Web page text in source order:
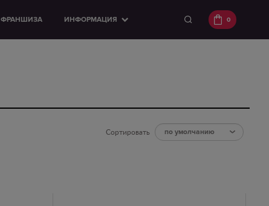
ФРАНШИЗА ИНФОРМАЦИЯ 0
по умолчанию
Сортировать